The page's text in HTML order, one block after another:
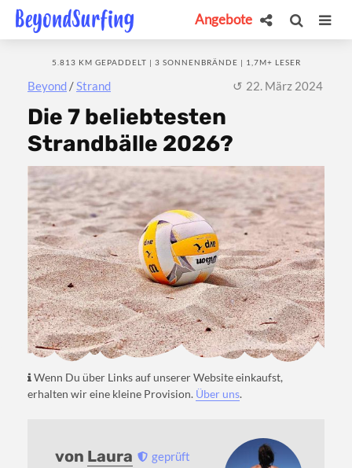
Angebote
Beyond /Strand
5.813 KM GEPADDELT | 3 SONNENBRÄNDE | 1,7M+ LESER
22. März 2024
Die 7 beliebtesten
Strandbälle 2026?
Wenn Du über Links auf unserer Website einkaufst,
erhalten wir eine kleine Provision. Über uns.
von Laura geprüft